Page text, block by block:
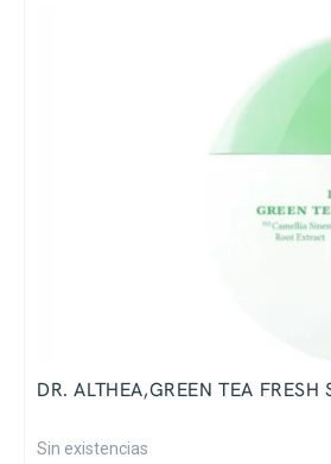
DR. ALTHEA,GREEN TEA FRESH
Sin existencias